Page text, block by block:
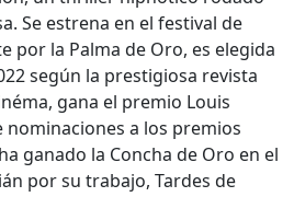
Se estrena en el festival de
por la Palma de Oro, es elegida
según la prestigiosa revista
gana el premio Louis
nominaciones a los premios
ganado la Concha de Oro en el
por su trabajo, Tardes de